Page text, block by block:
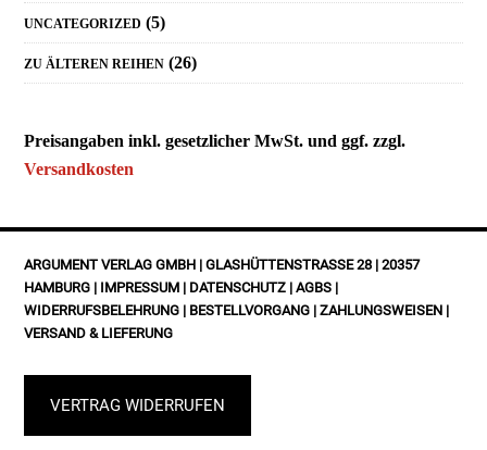
UNCATEGORIZED (5)
ZU ÄLTEREN REIHEN (26)
Preisangaben inkl. gesetzlicher MwSt. und ggf. zzgl.
Versandkosten
FOOTER
ARGUMENT VERLAG GMBH | GLASHÜTTENSTRASSE 28 | 20357 H
AMBURG | IMPRESSUM | DATENSCHUTZ |AGBS |
WIDERRUFSBELEHRUNG | BESTELLVORGANG |ZAHLUNGSWEISEN |
VERSAND & LIEFERUNG
VERTRAG WIDERRUFEN